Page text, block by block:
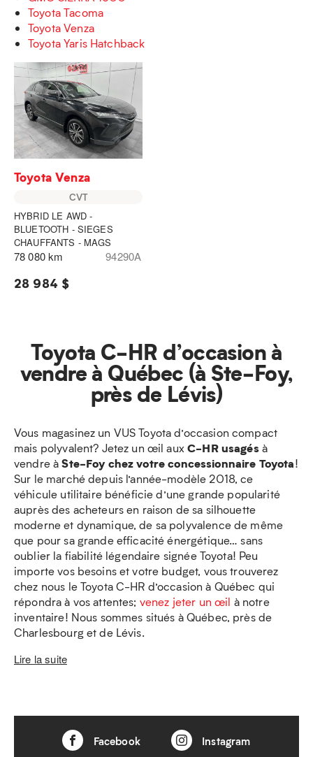
Toyota Tacoma
Toyota Venza
Toyota Yaris Hatchback
Toyota Venza
CVT
HYBRID LE AWD -
BLUETOOTH - SIEGES
CHAUFFANTS - MAGS
78 080 km 94290A
28 984 $
Toyota C-HR d’occasion à
vendre à Québec (à Ste-Foy,
près de Lévis)
Vous magasinez un VUS Toyota d’occasion compact
mais polyvalent? Jetez un œil auxC-HR usagésà
vendre àSte-Foy chez votre concessionnaire Toyota!
Sur le marché depuis l’année-modèle 2018, ce
véhicule utilitaire bénéficie d’une grande popularité
auprès des acheteurs en raison de sa silhouette
moderne et dynamique, de sa polyvalence de même
que pour sa grande efficacité énergétique… sans
oublier la fiabilité légendaire signée Toyota! Peu
importe vos besoins et votre budget, vous trouverez
chez nous le Toyota C-HR d’occasion à Québec qui
répondra à vos attentes; venez jeter un œil à notre
inventaire! Nous sommes situés à Québec, près de
Charlesbourg et de Lévis.
Lire la suite
Facebook Instagram